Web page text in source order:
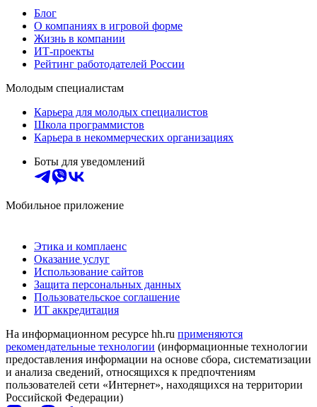
Блог
О компаниях в игровой форме
Жизнь в компании
ИТ-проекты
Рейтинг работодателей России
Молодым специалистам
Карьера для молодых специалистов
Школа программистов
Карьера в некоммерческих организациях
Боты для уведомлений
Мобильное приложение
Этика и комплаенс
Оказание услуг
Использование сайтов
Защита персональных данных
Пользовательское соглашение
ИТ аккредитация
На информационном ресурсе hh.ru применяются
рекомендательные технологии (информационные технологии
предоставления информации на основе сбора, систематизации
и анализа сведений, относящихся к предпочтениям
пользователей сети «Интернет», находящихся на территории
Российской Федерации)